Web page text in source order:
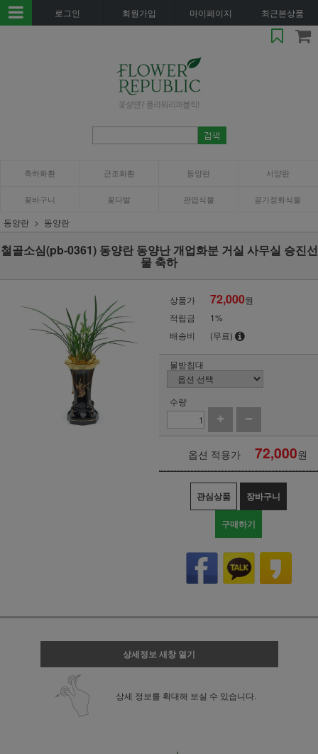
로그인 회원가입 마이페이지 최근본상품
축하화환 근조화환 동양란 서양란
꽃바구니 꽃다발 관엽식물 공기정화식물
동양란 동양란
철골소심(pb-0361) 동양란 동양난 개업화분 거실 사무실 승진선
물 축하
상품가 72,000원
적립금
1%
배송비
(무료)
물받침대
수량
옵션 적용가 72,000원
관심상품 장바구니
구매하기
상세정보 새창 열기
상세 정보를 확대해 보실 수 있습니다.